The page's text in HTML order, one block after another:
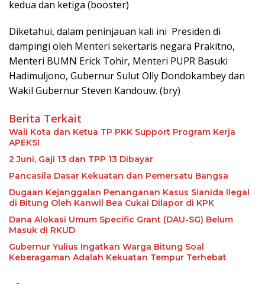
kedua dan ketiga (booster)
Diketahui, dalam peninjauan kali ini Presiden di
dampingi oleh Menteri sekertaris negara Prakitno,
Menteri BUMN Erick Tohir, Menteri PUPR Basuki
Hadimuljono, Gubernur Sulut Olly Dondokambey dan
Wakil Gubernur Steven Kandouw. (bry)
Berita Terkait
Wali Kota dan Ketua TP PKK Support Program Kerja
APEKSI
2 Juni, Gaji 13 dan TPP 13 Dibayar
Pancasila Dasar Kekuatan dan Pemersatu Bangsa
Dugaan Kejanggalan Penanganan Kasus Sianida Ilegal
di Bitung Oleh Kanwil Bea Cukai Dilapor di KPK
Dana Alokasi Umum Specific Grant (DAU-SG) Belum
Masuk di RKUD
Gubernur Yulius Ingatkan Warga Bitung Soal
Keberagaman Adalah Kekuatan Tempur Terhebat